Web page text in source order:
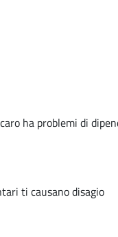
ha problemi di
ti causano disagio